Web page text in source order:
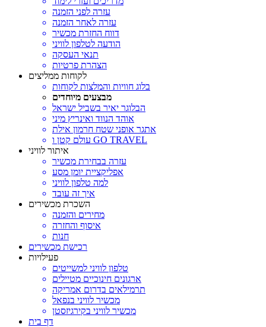
עזרה לפני הזמנה
עזרה לאחר הזמנה
דווח החזרת מכשיר
הודעה לטלפון לוויני
תנאי העסקה
הצהרת פרטיות
לקוחות ממליצים
בלוג חוויות והמלצות לקוחות
מבצעים מיוחדים
הבלוגר יאיר בשביל ישראל
אוהד הנווד ואינריץ מיני
אתגר אופני שטח חרמון אילת
עולם קטן ו GO TRAVEL
איתור לוויני
עזרה בבחירת מכשיר
אפליקציית יומן מסע
למה טלפון לוויני
איך זה עובד
השכרת מכשירים
מחירים והזמנה
איסוף והחזרה
חנות
רכישת מכשירים
פעילויות
טלפון לוויני למשייטים
ארגונים חינוכיים מטיילים
תרמילאים בדרום אמריקה
מכשיר לוויני בנפאל
מכשיר לוויני בקירגיזסטן
דף בית